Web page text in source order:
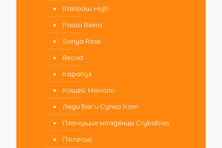
Rainbow High
Paola Reina
Sonya Rose
Весна
Карапуз
Кощей. Начало
Леди Баг и Супер Кот
Плачущие младенцы Crybabies
Полесье